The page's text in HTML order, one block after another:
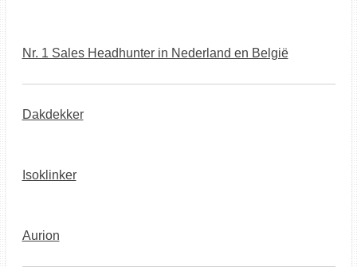
Nr. 1 Sales Headhunter in Nederland en België
Dakdekker
Isoklinker
Aurion